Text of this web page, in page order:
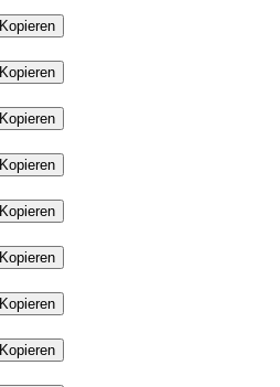
Kopieren
Kopieren
Kopieren
Kopieren
Kopieren
Kopieren
Kopieren
Kopieren